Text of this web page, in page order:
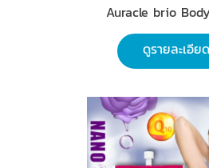
Auracle brio
ดูรายละเอีย